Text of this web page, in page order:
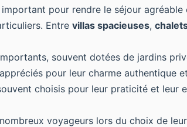
pour rendre le séjour
Entre villas spacieuses,
souvent dotées de jardins
pour leur charme authentique
choisis pour leur praticité et leur
voyageurs lors du choix de